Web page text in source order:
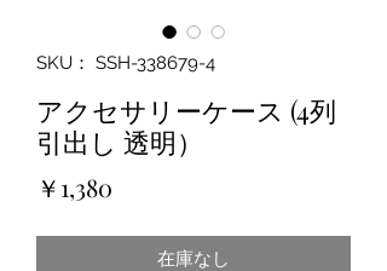
SKU： SSH-338679-4
アクセサリーケース (4列
引出し 透明）
￥1,380
在庫なし